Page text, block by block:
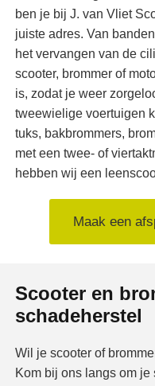
ben je bij J. van Vliet
juiste adres. Van
het vervangen van de
scooter, brommer of
is, zodat je weer
tweewielige voertuigen
tuks, bakbrommers,
met een twee- of
hebben wij een
Maak een
Scooter en
schadeherstel
Wil je scooter of
Kom bij ons langs om je